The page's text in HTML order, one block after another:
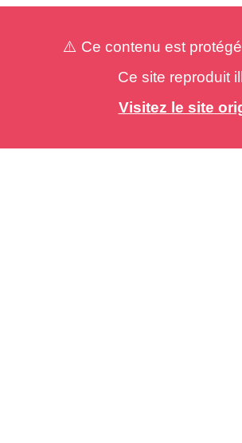
⚠️ Ce contenu est
Ce site reproduit
Visitez le site